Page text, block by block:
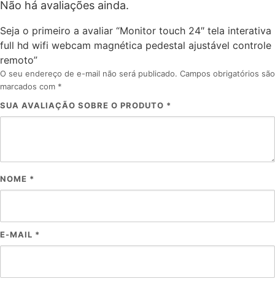
Não há avaliações ainda.
Seja o primeiro a avaliar “Monitor touch 24″ tela interativa
full hd wifi webcam magnética pedestal ajustável controle
remoto”
O seu endereço de e-mail não será publicado. Campos obrigatórios são
marcados com *
SUA AVALIAÇÃO SOBRE O PRODUTO *
NOME *
E-MAIL *